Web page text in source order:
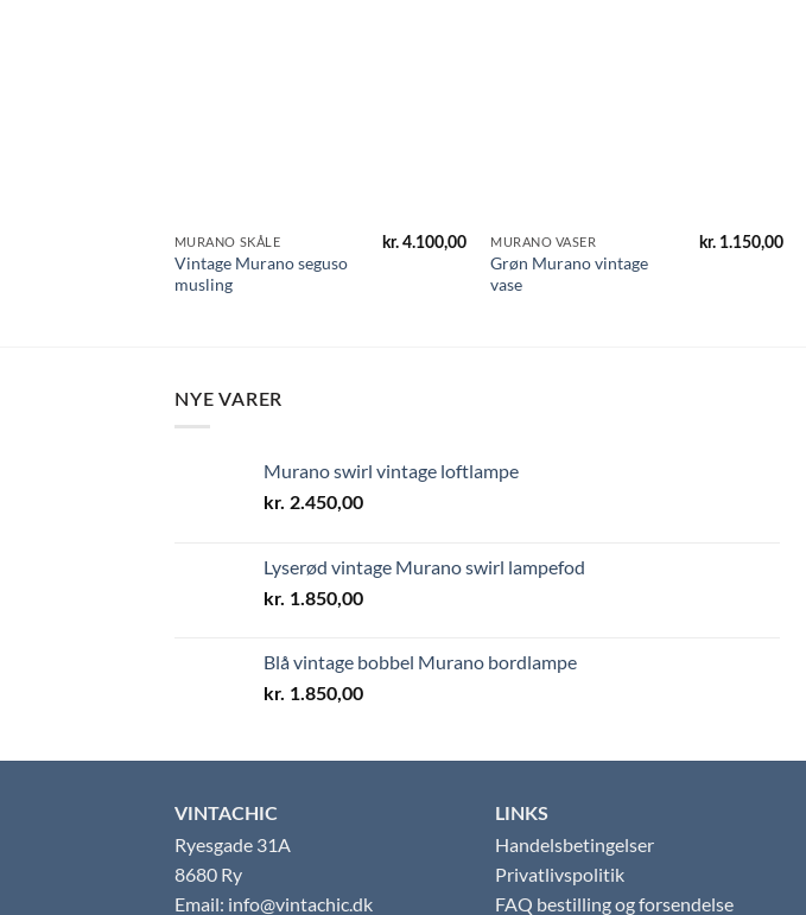
MURANO SKÅLE
Vintage Murano seguso
musling
kr. 4.100,00 MURANO VASER
Grøn Murano vintage
vase
kr.1.150,00
NYE VARER
Murano swirl vintage loftlampe
kr. 2.450,00
Lyserød vintage Murano swirl lampefod
kr. 1.850,00
Blå vintage bobbel Murano bordlampe
kr. 1.850,00
VINTACHIC
Ryesgade 31A
8680 Ry
Email: info@vintachic.dk
LINKS
Handelsbetingelser
Privatlivspolitik
FAQ bestilling og forsendelse